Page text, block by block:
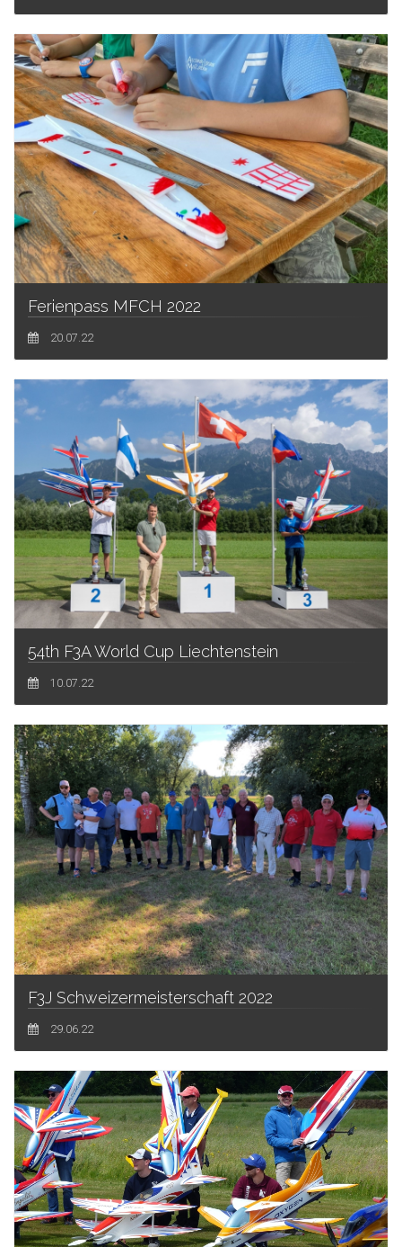
Ferienpass MFCH 2022
20.07.22
54th F3A World Cup Liechtenstein
10.07.22
F3J Schweizermeisterschaft 2022
29.06.22